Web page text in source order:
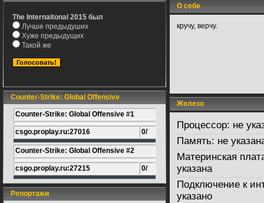
The Internaitonal 2015 был
Лучше предыдуших
Хуже предыдущих
Такой же
Counter-Strike: Global Offensive
Counter-Strike: Global Offensive #1
csgo.proplay.ru:27016 0/
Counter-Strike: Global Offensive #2
csgo.proplay.ru:27215 0/
Репортажи
О себе
кручу, верчу.
Железо
Процессор: не
Память: не
Материнская
указана
Подключение к
указано